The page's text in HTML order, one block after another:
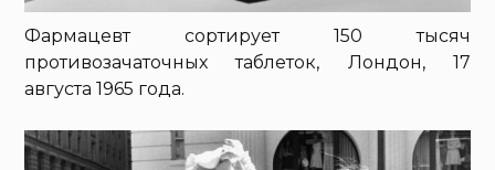
Фармацевт сортирует 150 тысяч
противозачаточных таблеток, Лондон, 17
августа 1965 года.